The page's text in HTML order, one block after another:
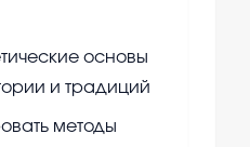
основы
и традиций
методы